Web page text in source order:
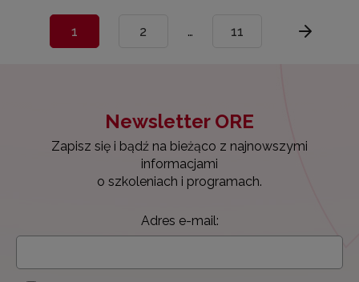
1 2 … 11
Newsletter ORE
Zapisz się i bądź na bieżąco z najnowszymi
informacjami
o szkoleniach i programach.
Adres e-mail: